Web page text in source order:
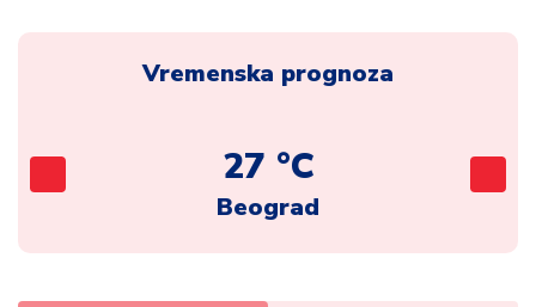
Vremenska prognoza
Beograd
27 °C